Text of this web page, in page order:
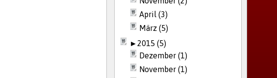
April (3)
März (5)
►2015 (5)
Dezember (1)
November (1)